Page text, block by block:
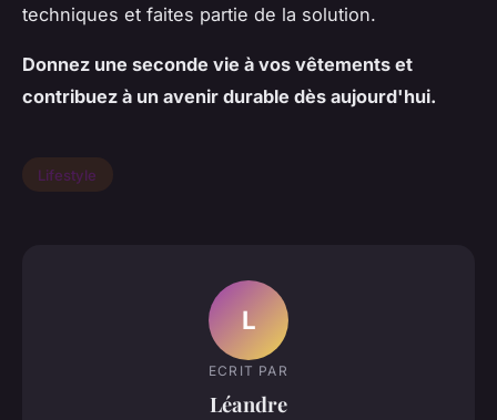
techniques et faites partie de la solution.
Donnez une seconde vie à vos vêtements et
contribuez à un avenir durable dès aujourd'hui.
Lifestyle
L
ECRIT PAR
Léandre